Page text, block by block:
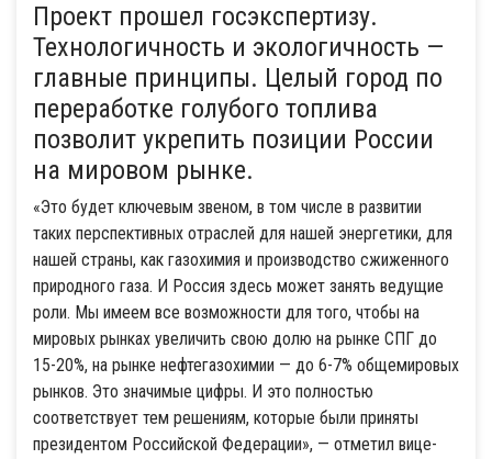
Проект прошел госэкспертизу.
Технологичность и экологичность —
главные принципы. Целый город по
переработке голубого топлива
позволит укрепить позиции России
на мировом рынке.
«Это будет ключевым звеном, в том числе в развитии
таких перспективных отраслей для нашей энергетики, для
нашей страны, как газохимия и производство сжиженного
природного газа. И Россия здесь может занять ведущие
роли. Мы имеем все возможности для того, чтобы на
мировых рынках увеличить свою долю на рынке СПГ до
15-20%, на рынке нефтегазохимии — до 6-7% общемировых
рынков. Это значимые цифры. И это полностью
соответствует тем решениям, которые были приняты
президентом Российской Федерации», — отметил вице-